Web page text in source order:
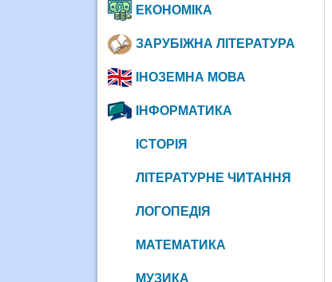
ЕКОНОМІКА
ЗАРУБІЖНА ЛІТЕРАТУРА
ІНОЗЕМНА МОВА
ІНФОРМАТИКА
ІСТОРІЯ
ЛІТЕРАТУРНЕ ЧИТАННЯ
ЛОГОПЕДІЯ
МАТЕМАТИКА
МУЗИКА